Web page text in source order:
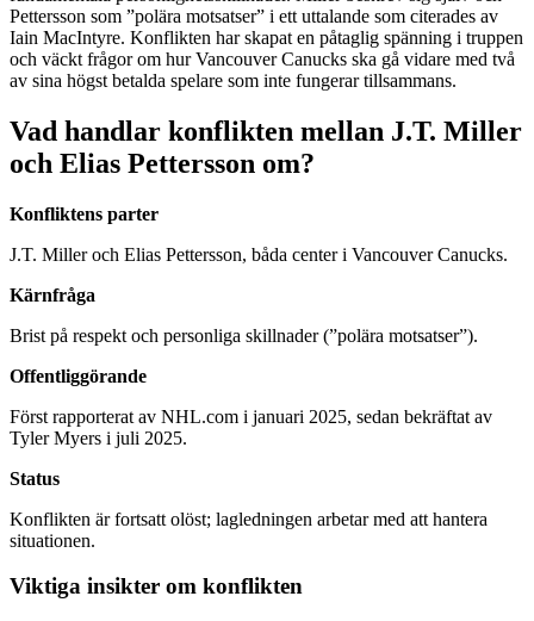
Pettersson som ”polära motsatser” i ett uttalande som citerades av
Iain MacIntyre. Konflikten har skapat en påtaglig spänning i truppen
och väckt frågor om hur Vancouver Canucks ska gå vidare med två
av sina högst betalda spelare som inte fungerar tillsammans.
Vad handlar konflikten mellan J.T. Miller
och Elias Pettersson om?
Konfliktens parter
J.T. Miller och Elias Pettersson, båda center i Vancouver Canucks.
Kärnfråga
Brist på respekt och personliga skillnader (”polära motsatser”).
Offentliggörande
Först rapporterat av NHL.com i januari 2025, sedan bekräftat av
Tyler Myers i juli 2025.
Status
Konflikten är fortsatt olöst; lagledningen arbetar med att hantera
situationen.
Viktiga insikter om konflikten